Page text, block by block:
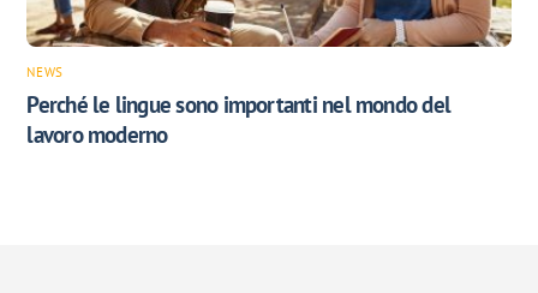
NEWS
Perché le lingue sono importanti nel mondo del
lavoro moderno